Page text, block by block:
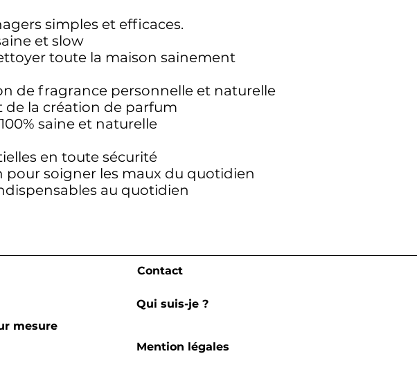
simples et efficaces.
et slow
toute la maison sainement
de fragrance personnelle et naturelle
de la création de parfum
saine et naturelle
en toute sécurité
soigner les maux du quotidien
au quotidien
mesure
Contact
Qui suis-je ?
Mention légales